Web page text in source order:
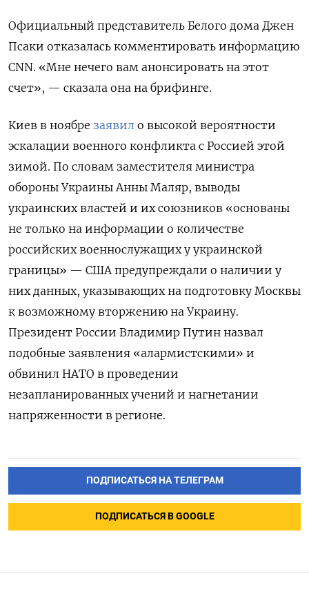
Официальный представитель Белого дома Джен
Псаки отказалась комментировать информацию
CNN. «Мне нечего вам анонсировать на этот
счет», — сказала она на брифинге.
Киев в ноябре заявил о высокой вероятности
эскалации военного конфликта с Россией этой
зимой. По словам заместителя министра
обороны Украины Анны Маляр, выводы
украинских властей и их союзников «основаны
не только на информации о количестве
российских военнослужащих у украинской
границы» — США предупреждали о наличии у
них данных, указывающих на подготовку Москвы
к возможному вторжению на Украину.
Президент России Владимир Путин назвал
подобные заявления «алармистскими» и
обвинил НАТО в проведении
незапланированных учений и нагнетании
напряженности в регионе.
ПОДПИСАТЬСЯ НА ТЕЛЕГРАМ
ПОДПИСАТЬСЯ В GOOGLE